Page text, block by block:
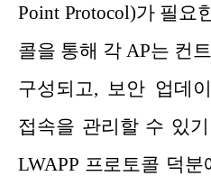
Point Protocol)가 필요
콜을 통해 각 AP는 컨
구성되고, 보안 업데
접속을 관리할 수 있
LWAPP 프로토콜 덕